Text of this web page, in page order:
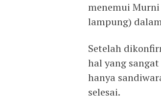
menemui
lampung)
Setelah
hal yang
hanya
selesai.